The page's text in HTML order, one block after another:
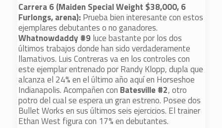
Carrera 6 (Maiden Special Weight $38,000, 6
Furlongs, arena):Prueba bien interesante con estos
ejemplares debutantes o no ganadores.
Whatnowdaddy #9luce bastante por los dos
últimos trabajos donde han sido verdaderamente
llamativos. Luis Contreras va en los controles con
este ejemplar entrenado por Randy Klopp, dupla que
alcanza el 24% en el último año aquí en Horseshoe
Indianapolis. Acompañen con Batesville #2, otro
potro del cual se espera un gran estreno. Posee dos
Bullet Works en sus últimos seis ejercicios. El trainer
Ethan West figura con 17% en debutantes.